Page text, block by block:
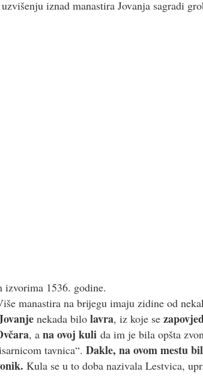
iznad manastira Jovanja sagradi
izvorima 1536. godine.
manastira na brijegu imaju zidine od
nekada bilo lavra, iz koje se
, a na ovoj kuli da im je bila opšta
tavnica“. Dakle, na ovom mestu
Kula se u to doba nazivala Lestvica,